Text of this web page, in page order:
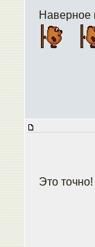
Наверное
Это точно!